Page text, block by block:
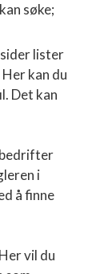
søke;
lister
kan du
Det kan
i
å finne
vil du